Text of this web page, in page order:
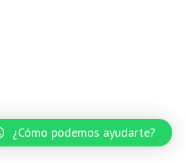
¿Cómo podemos ayudarte?